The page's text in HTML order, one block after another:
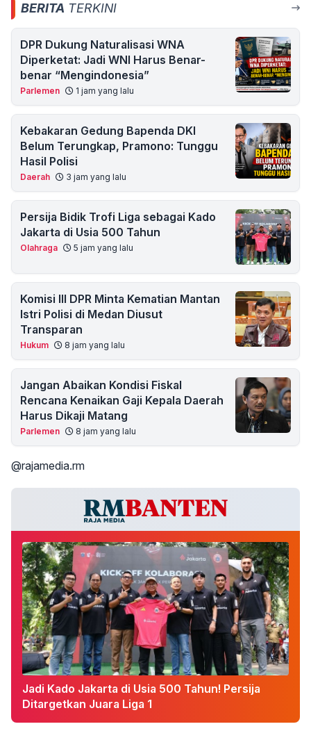
BERITA TERKINI
DPR Dukung Naturalisasi WNA
Diperketat: Jadi WNI Harus Benar-
benar “Mengindonesia”
Parlemen 1 jam yang lalu
Kebakaran Gedung Bapenda DKI
Belum Terungkap, Pramono: Tunggu
Hasil Polisi
Daerah 3 jam yang lalu
Persija Bidik Trofi Liga sebagai Kado
Jakarta di Usia 500 Tahun
Olahraga 5 jam yang lalu
Komisi III DPR Minta Kematian Mantan
Istri Polisi di Medan Diusut
Transparan
Hukum 8 jam yang lalu
Jangan Abaikan Kondisi Fiskal
Rencana Kenaikan Gaji Kepala Daerah
Harus Dikaji Matang
Parlemen 8 jam yang lalu
@rajamedia.rm
Jadi Kado Jakarta di Usia 500 Tahun! Persija
Ditargetkan Juara Liga 1